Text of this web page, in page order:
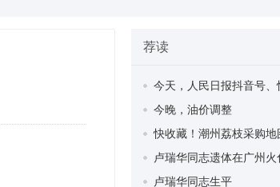
荐读
今晚，油价调整
快收藏！潮州荔枝采购地
卢瑞华同志遗体在广州火
卢瑞华同志生平